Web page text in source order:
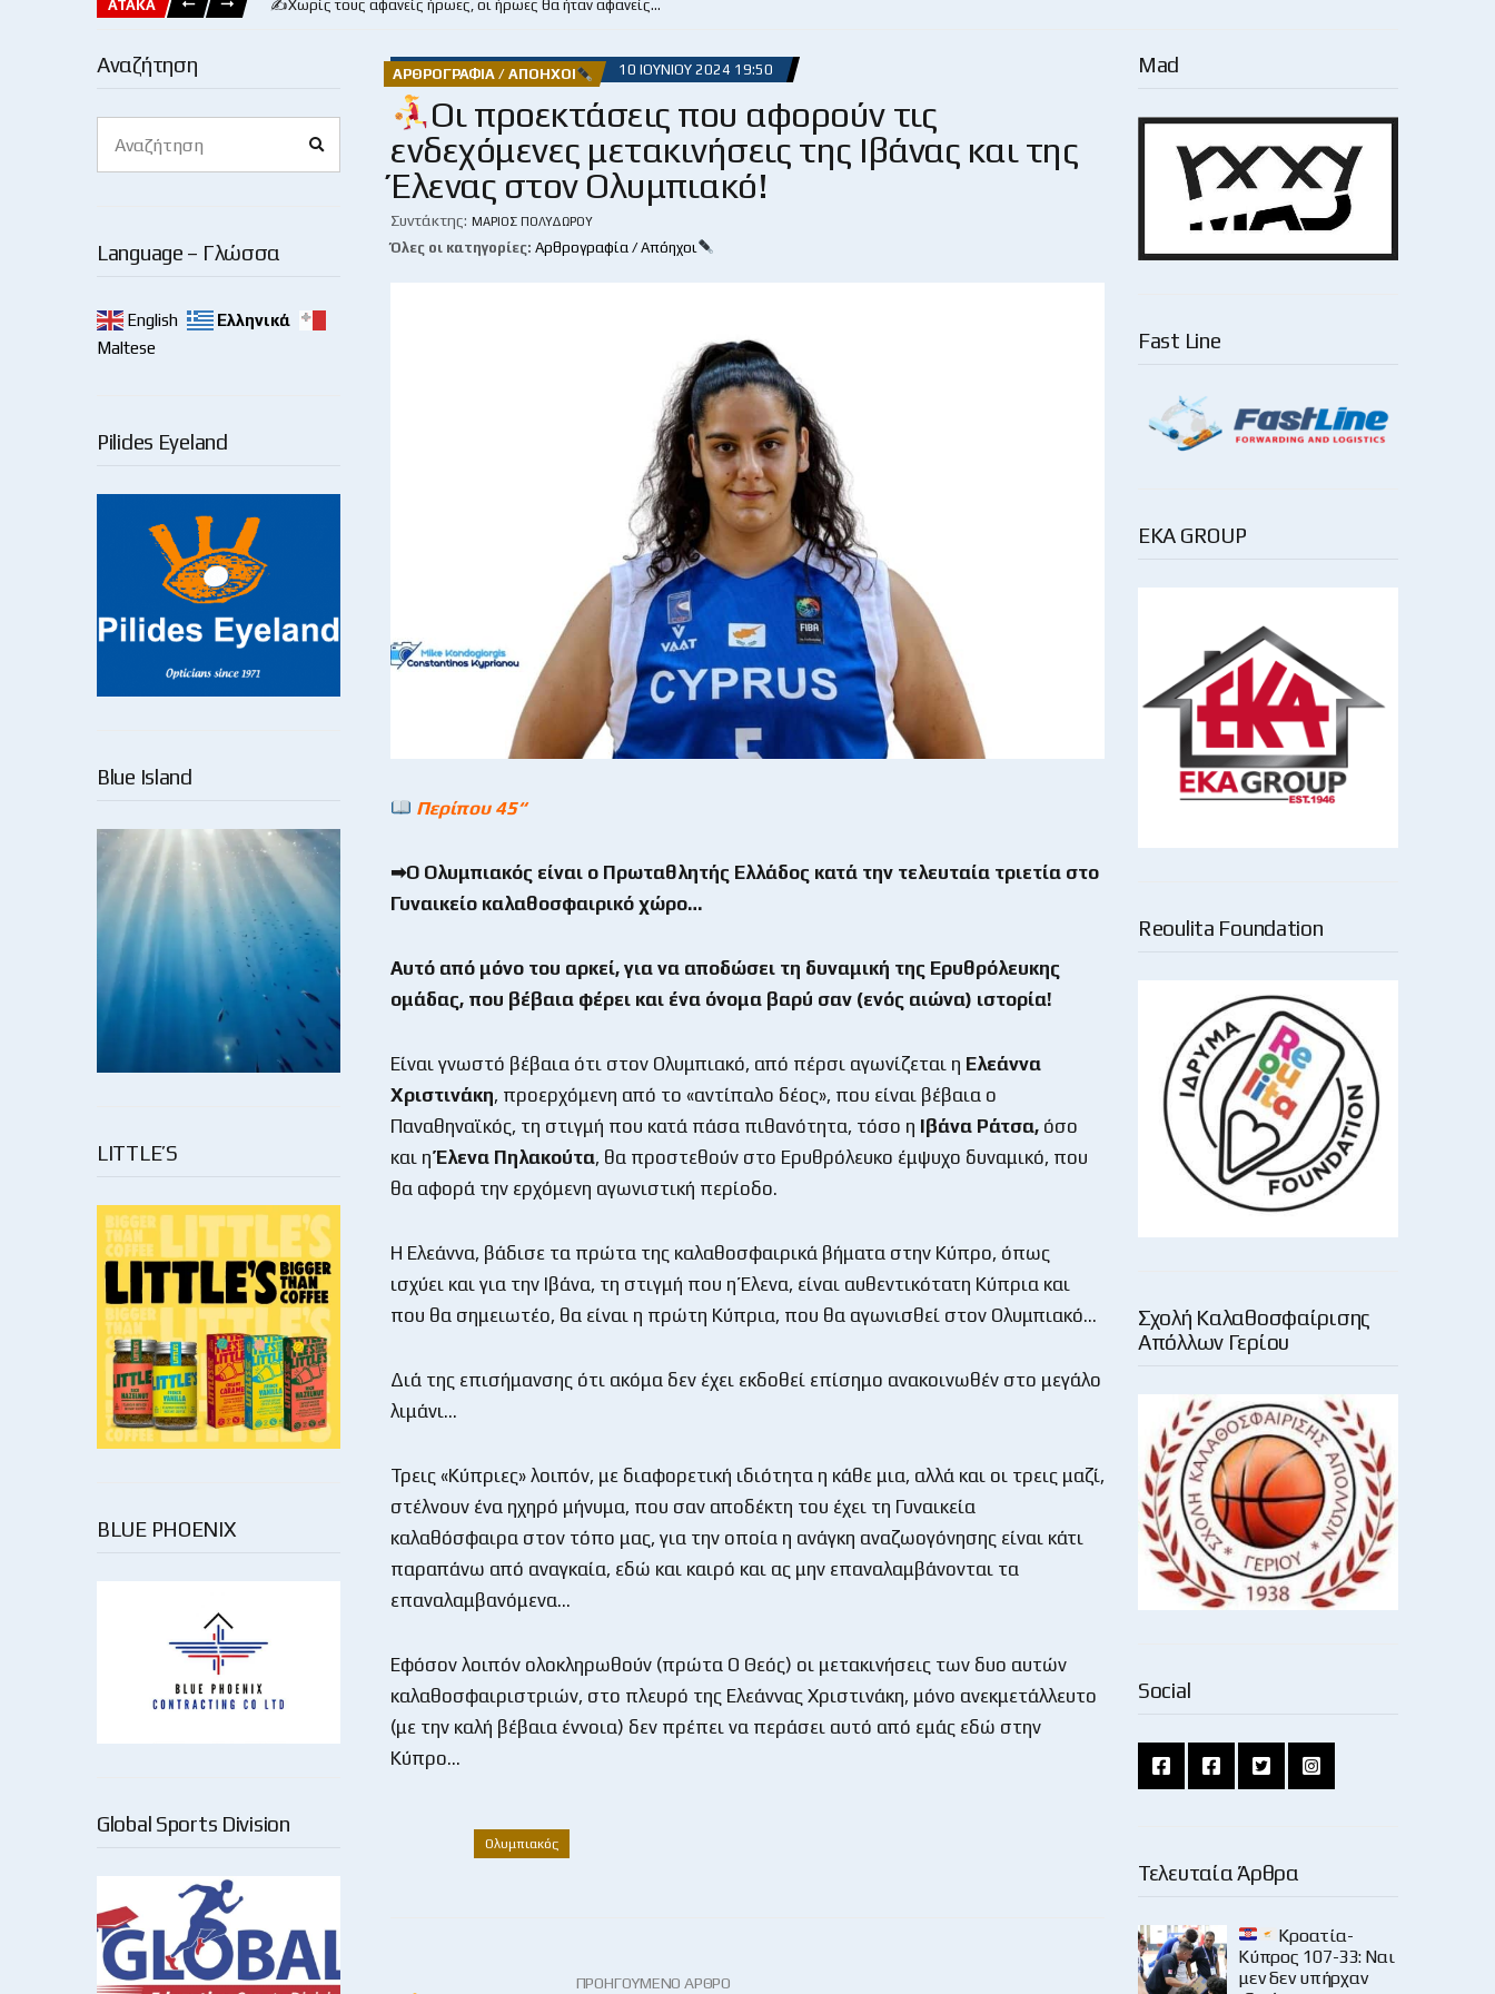
ΑΤΑΚΑ ✍️Χωρίς τους αφανείς ήρωες, οι ήρωες θα ήταν αφανείς…
Αναζήτηση
for:
Language – Γλώσσα
English
Ελληνικά
Maltese
Pilides Eyeland
Blue Island
LITTLE’S
BLUE PHOENIX
Global Sports Division
ΑΡΘΡΟΓΡΑΦΊΑ / ΑΠΌΗΧΟΙ 10 ΙΟΥΝΊΟΥ 2024 19:50
Οι προεκτάσεις που αφορούν τις
ενδεχόμενες μετακινήσεις της Ιβάνας και της
Έλενας στον Ολυμπιακό!
Συντάκτης: ΜΆΡΙΟΣ ΠΟΛΥΔΏΡΟΥ
Όλες οι κατηγορίες: Αρθρογραφία / Απόηχοι
Περίπου 45“
➡Ο Ολυμπιακός είναι ο Πρωταθλητής Ελλάδος κατά την τελευταία τριετία στο
Γυναικείο καλαθοσφαιρικό χώρο…
Αυτό από μόνο του αρκεί, για να αποδώσει τη δυναμική της Ερυθρόλευκης
ομάδας, που βέβαια φέρει και ένα όνομα βαρύ σαν (ενός αιώνα) ιστορία!
Είναι γνωστό βέβαια ότι στον Ολυμπιακό, από πέρσι αγωνίζεται η Ελεάννα
Χριστινάκη, προερχόμενη από το «αντίπαλο δέος», που είναι βέβαια ο
Παναθηναϊκός, τη στιγμή που κατά πάσα πιθανότητα, τόσο η Ιβάνα Ράτσα, όσο
και ηΈλενα Πηλακούτα, θα προστεθούν στο Ερυθρόλευκο έμψυχο δυναμικό, που
θα αφορά την ερχόμενη αγωνιστική περίοδο.
Η Ελεάννα, βάδισε τα πρώτα της καλαθοσφαιρικά βήματα στην Κύπρο, όπως
ισχύει και για την Ιβάνα, τη στιγμή που η Έλενα, είναι αυθεντικότατη Κύπρια και
που θα σημειωτέο, θα είναι η πρώτη Κύπρια, που θα αγωνισθεί στον Ολυμπιακό…
Διά της επισήμανσης ότι ακόμα δεν έχει εκδοθεί επίσημο ανακοινωθέν στο μεγάλο
λιμάνι…
Τρεις «Κύπριες» λοιπόν, με διαφορετική ιδιότητα η κάθε μια, αλλά και οι τρεις μαζί,
στέλνουν ένα ηχηρό μήνυμα, που σαν αποδέκτη του έχει τη Γυναικεία
καλαθόσφαιρα στον τόπο μας, για την οποία η ανάγκη αναζωογόνησης είναι κάτι
παραπάνω από αναγκαία, εδώ και καιρό και ας μην επαναλαμβάνονται τα
επαναλαμβανόμενα…
Εφόσον λοιπόν ολοκληρωθούν (πρώτα Ο Θεός) οι μετακινήσεις των δυο αυτών
καλαθοσφαιριστριών, στο πλευρό της Ελεάννας Χριστινάκη, μόνο ανεκμετάλλευτο
(με την καλή βέβαια έννοια) δεν πρέπει να περάσει αυτό από εμάς εδώ στην
Κύπρο…
Ολυμπιακός
ΠΡΟΗΓΟΎΜΕΝΟ ΆΡΘΡΟ
Mad
Fast Line
EKA GROUP
Reoulita Foundation
Σχολή Καλαθοσφαίρισης
Απόλλων Γερίου
Social
Τελευταία Άρθρα
Κροατία-
Κύπρος 107-33: Ναι
μεν δεν υπήρχαν